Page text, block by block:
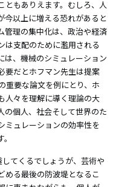
ともありえます。むしろ、人
今以上に増える恐れがあると
管理の集中化は、政治や経済
は支配のために濫用される
は、機械のシミュレーション
要だとホフマン先生は提案
重要な論文を例にとり、ホ
人々を理解に導く理論の大
の個人、社会そして世界のた
ミュレーションの効率性を
てくるでしょうが、芸術や
める最後の防波堤となるこ